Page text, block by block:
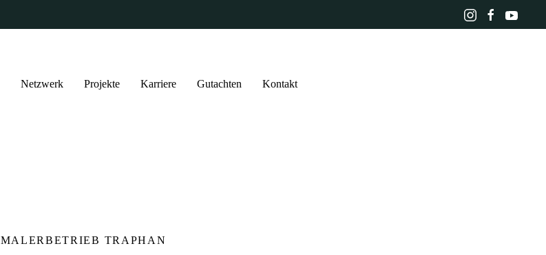
Netzwerk Projekte Karriere Gutachten Kontakt
MALERBETRIEB TRAPHAN